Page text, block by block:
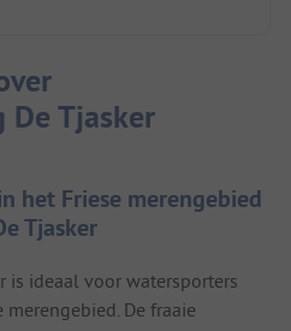
De Tjasker
het Friese merengebied
Tjasker
is ideaal voor watersporters
De fraaie